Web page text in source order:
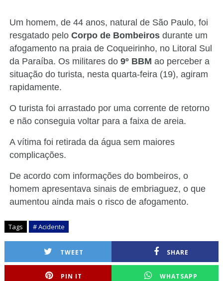
Um homem, de 44 anos, natural de São Paulo, foi
resgatado pelo Corpo de Bombeirosdurante um
afogamento na praia de Coqueirinho, no Litoral Sul
da Paraíba. Os militares do 9º BBM ao perceber a
situação do turista, nesta quarta-feira (19), agiram
rapidamente.
O turista foi arrastado por uma corrente de retorno
e não conseguia voltar para a faixa de areia.
A vítima foi retirada da água sem maiores
complicações.
De acordo com informações do bombeiros, o
homem apresentava sinais de embriaguez, o que
aumentou ainda mais o risco de afogamento.
Tags # Acidente
TWEET SHARE
PIN IT WHATSAPP